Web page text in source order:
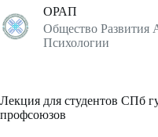
Перейти
к
сути
ОРАП
Общество Развития
Психологии
Лекция для студентов СПб
профсоюзов